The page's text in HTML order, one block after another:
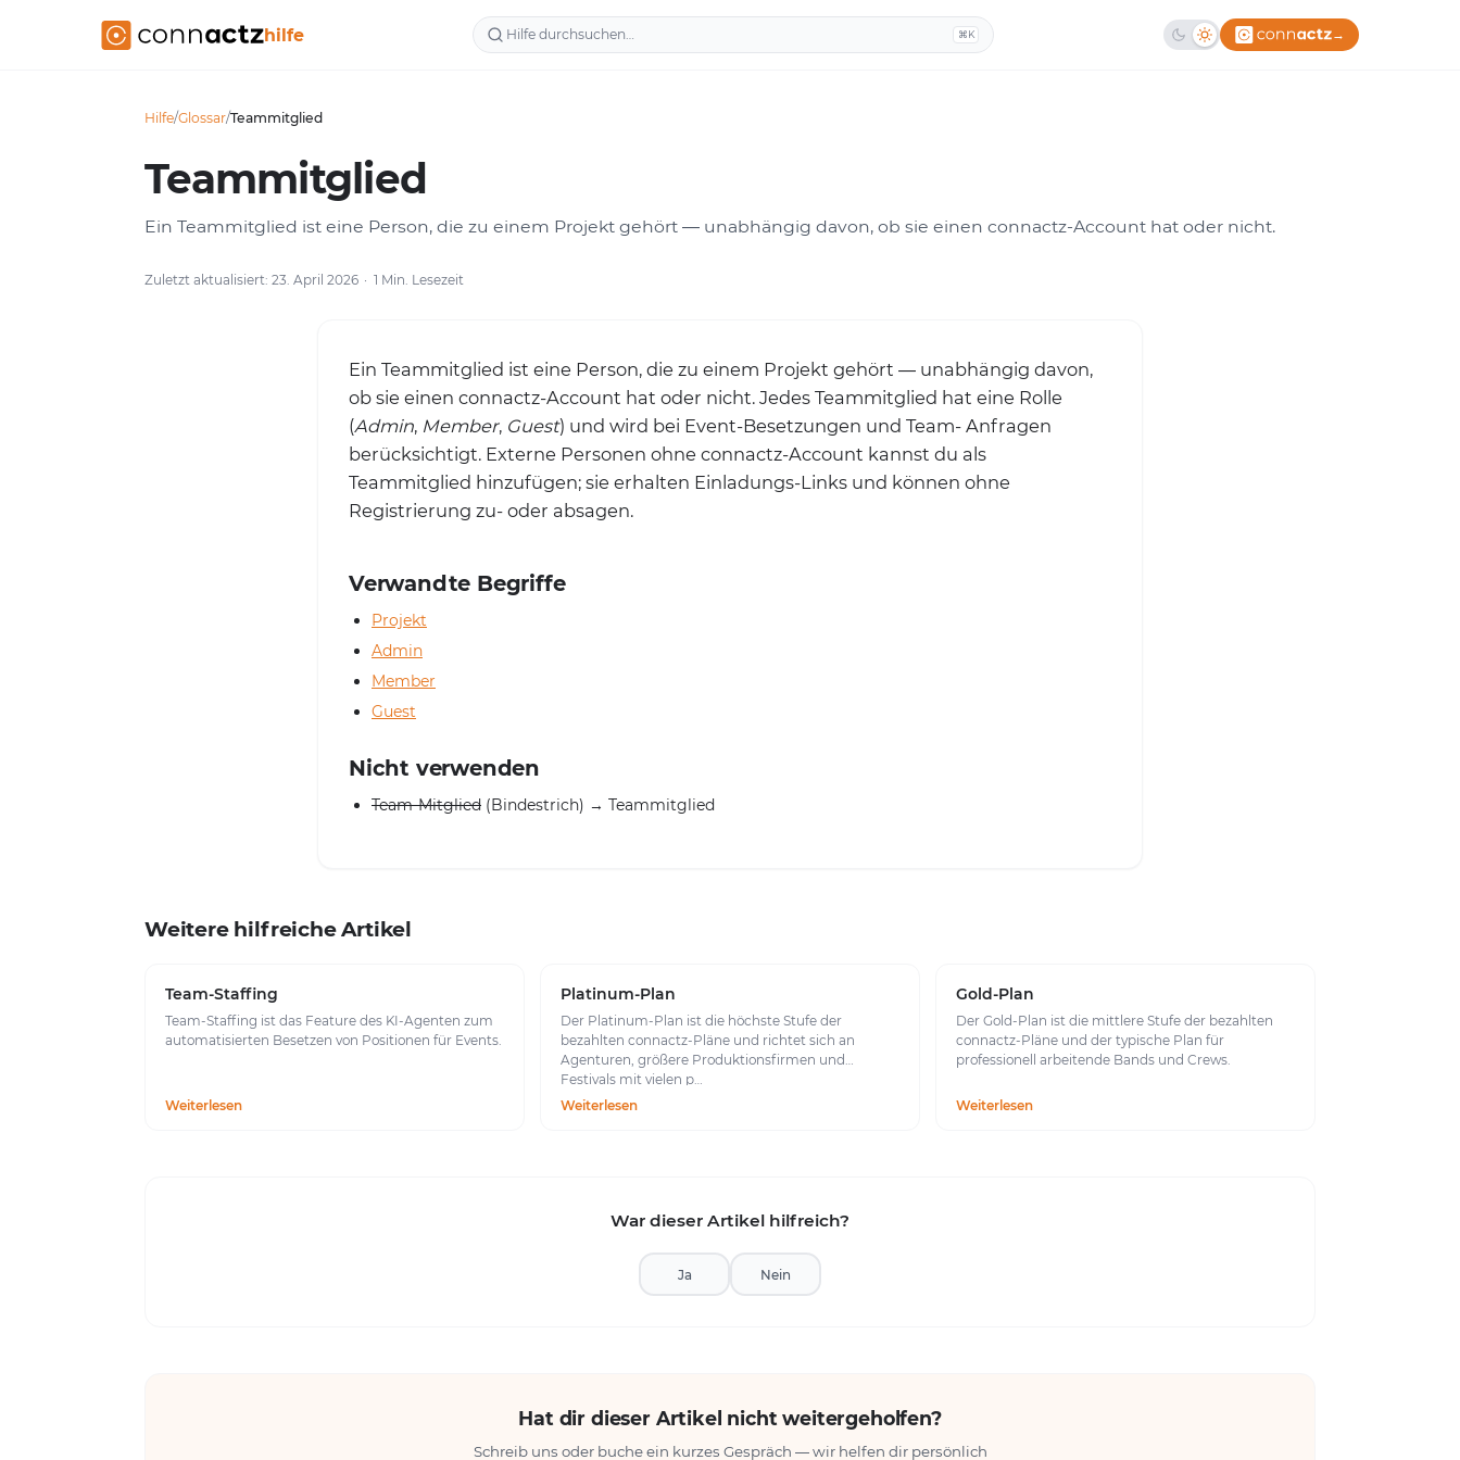
hilfe ⌘K →
Hilfe/Glossar/Teammitglied
Teammitglied
Ein Teammitglied ist eine Person, die zu einem Projekt gehört — unabhängig davon, ob sie einen connactz-Account hat oder nicht.
Zuletzt aktualisiert: 23. April 2026 1 Min. Lesezeit
Ein Teammitglied ist eine Person, die zu einem Projekt gehört — unabhängig davon,
ob sie einen connactz-Account hat oder nicht. Jedes Teammitglied hat eine Rolle
(Admin, Member, Guest) und wird bei Event-Besetzungen und Team- Anfragen
berücksichtigt. Externe Personen ohne connactz-Account kannst du als
Teammitglied hinzufügen; sie erhalten Einladungs-Links und können ohne
Registrierung zu- oder absagen.
Verwandte Begriffe
Projekt
Admin
Member
Guest
Nicht verwenden
Team-Mitglied (Bindestrich) → Teammitglied
Weitere hilfreiche Artikel
Team-Staffing
Team-Staffing ist das Feature des KI-Agenten zum
automatisierten Besetzen von Positionen für Events.
Weiterlesen
Platinum-Plan
Der Platinum-Plan ist die höchste Stufe der
bezahlten connactz-Pläne und richtet sich an
Agenturen, größere Produktionsfirmen und
Festivals mit vielen p…
Weiterlesen
Gold-Plan
Der Gold-Plan ist die mittlere Stufe der bezahlten
connactz-Pläne und der typische Plan für
professionell arbeitende Bands und Crews.
Weiterlesen
War dieser Artikel hilfreich?
Ja Nein
Hat dir dieser Artikel nicht weitergeholfen?
Schreib uns oder buche ein kurzes Gespräch — wir helfen dir persönlich